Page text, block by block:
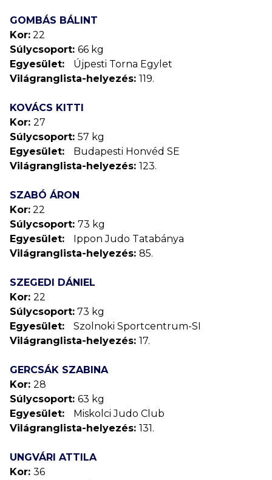
GOMBÁS BÁLINT
Kor: 22
Súlycsoport: 66 kg
Egyesület:
Újpesti Torna Egylet
Világranglista-helyezés: 119.
KOVÁCS KITTI
Kor: 27
Súlycsoport: 57 kg
Egyesület: Budapesti Honvéd SE
Világranglista-helyezés: 123.
SZABÓ ÁRON
Kor: 22
Súlycsoport: 73 kg
Egyesület:
Ippon Judo Tatabánya
Világranglista-helyezés: 85.
SZEGEDI DÁNIEL
Kor: 22
Súlycsoport: 73 kg
Egyesület: Szolnoki Sportcentrum-SI
Világranglista-helyezés: 17.
GERCSÁK SZABINA
Kor: 28
Súlycsoport: 63 kg
Egyesület:
Miskolci Judo Club
Világranglista-helyezés: 131.
UNGVÁRI ATTILA
Kor: 36